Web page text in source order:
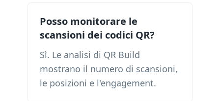
Posso monitorare le
scansioni dei codici QR?
Sì. Le analisi di QR Build
mostrano il numero di scansioni,
le posizioni e l'engagement.